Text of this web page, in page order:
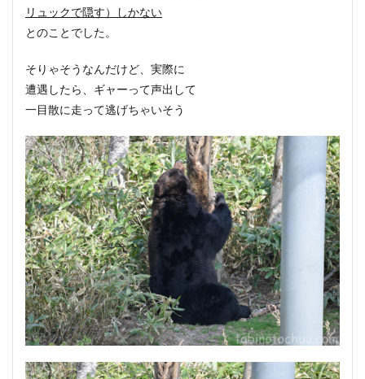
リュックで隠す）しかない
とのことでした。
そりゃそうなんだけど、実際に
遭遇したら、ギャーって声出して
一目散に走って逃げちゃいそう